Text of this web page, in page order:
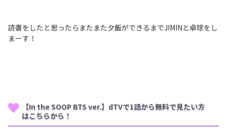
読書をしたと思ったらまたまた夕飯ができるまでJIMINと卓球をし
まーす！
【In the SOOP BTS ver.】dTVで1話から無料で見たい方
はこちらから！